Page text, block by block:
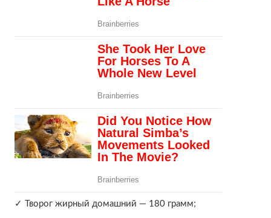
✓ Творог жирный домашний — 180 грамм;